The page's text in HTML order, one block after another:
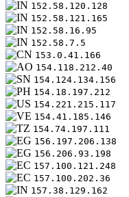
152.58.120.128
152.58.121.165
152.58.16.95
152.58.7.5
153.0.41.166
154.118.212.40
154.124.134.156
154.18.197.212
154.221.215.117
154.41.185.146
154.74.197.111
156.197.206.138
156.206.93.198
157.100.121.248
157.100.202.36
157.38.129.162